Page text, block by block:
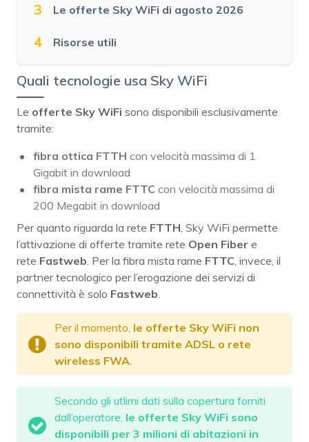
3 Le offerte Sky WiFi di agosto 2026
4 Risorse utili
Quali tecnologie usa Sky WiFi
Le offerte Sky WiFi sono disponibili esclusivamente
tramite:
fibra ottica FTTH con velocità massima di 1
Gigabit in download
fibra mista rame FTTC con velocità massima di
200 Megabit in download
Per quanto riguarda la rete FTTH, Sky WiFi permette
l’attivazione di offerte tramite rete Open Fiber e
rete Fastweb. Per la fibra mista rame FTTC, invece, il
partner tecnologico per l’erogazione dei servizi di
connettività è solo Fastweb.
Per il momento, le offerte Sky WiFi non
sono disponibili tramite ADSL o rete
wireless FWA.
Secondo gli utlimi dati sulla copertura forniti
dall’operatore, le offerte Sky WiFi sono
disponibili per 3 milioni di abitazioni in